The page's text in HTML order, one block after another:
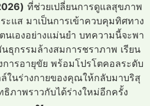
ที่ช่วยเปลี่ยนการดูแลสุขภาพ
ะแส มาเป็นการเข้าควบคุมทิศทาง
นเองอย่างแม่นยำ บทความนี้จะพา
ธุกรรมล้างสมการชราภาพ เรียน
การอายุขัย พร้อมโปรโตคอลระดับ
ล์ในร่างกายของคุณให้กลับมาบริสุ
ภาพราวกับได้ร่างใหม่อีกครั้ง